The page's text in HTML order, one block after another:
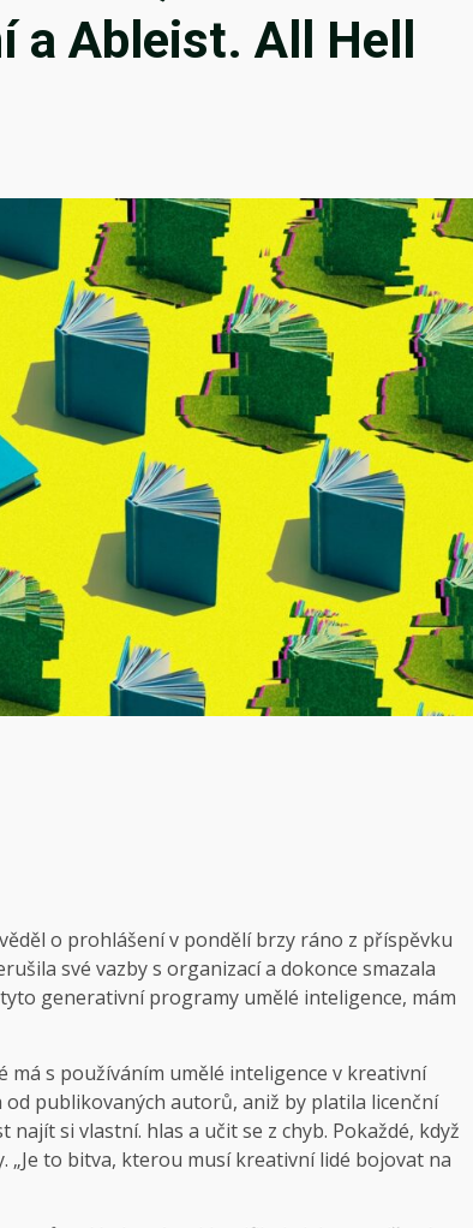
Ableist. All Hell
o prohlášení v pondělí brzy ráno z příspěvku
své vazby s organizací a dokonce smazala
generativní programy umělé inteligence, mám
s používáním umělé inteligence v kreativní
publikovaných autorů, aniž by platila licenční
si vlastní. hlas a učit se z chyb. Pokaždé, když
to bitva, kterou musí kreativní lidé bojovat na